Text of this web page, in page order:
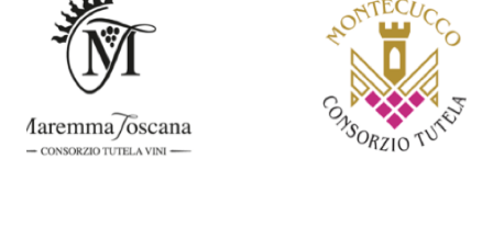
meraviglia, l'ostentazione della tecnica e la ricerca del
sorprendente. Marino visse in un'epoca di grandi
cambiamenti culturali e sociali, e la sua opera riflette questa
complessità. L'Adone è un poema epico-mitologico in 20
canti, composto da oltre 40.000 versi. Narra la storia